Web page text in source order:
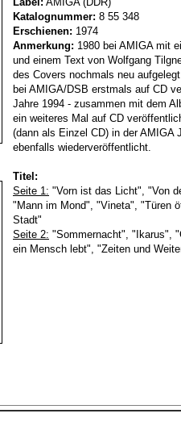
Katalognummer: 8 55 348
Erschienen: 1974
Anmerkung: 1980 bei AMIGA mit
und einem Text von Wolfgang
des Covers nochmals neu
bei AMIGA/DSB erstmals auf CD
Jahre 1994 - zusammen mit dem
ein weiteres Mal auf CD
(dann als Einzel CD) in der AMIGA
ebenfalls wiederveröffentlicht.
Titel:
Seite 1: "Vorn ist das Licht", "Von
"Mann im Mond", "Vineta", "Türen
Stadt"
Seite 2: "Sommernacht", "Ikarus",
ein Mensch lebt", "Zeiten und